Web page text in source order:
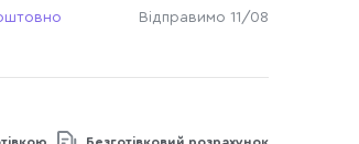
Відправимо 11/08